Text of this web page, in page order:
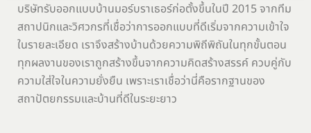
บริษัทรับออกแบบบ้านมอร์บราเธอร์ก่อตั้งขึ้นในปี 2015 จากทีม
สถาปนิกและวิศวกรที่เชื่อว่าการออกแบบที่ดีเริ่มจากความเข้าใจ
ในรายละเอียด เราจึงสร้างบ้านด้วยความพิถีพิถันในทุกขั้นตอน
ทุกผลงานของเราถูกสร้างขึ้นจากความคิดสร้างสรรค์ ควบคู่กับ
ความใส่ใจในความยั่งยืน เพราะเราเชื่อว่านี่คือรากฐานของ
สถาปัตยกรรมและบ้านที่ดีในระยะยาว